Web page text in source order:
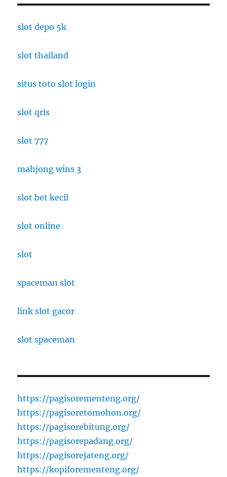
slot depo 5k
slot thailand
situs toto slot login
slot qris
slot 777
mahjong wins 3
slot bet kecil
slot online
slot
spaceman slot
link slot gacor
slot spaceman
https://pagisorementeng.org/
https://pagisoretomohon.org/
https://pagisorebitung.org/
https://pagisorepadang.org/
https://pagisorejateng.org/
https://kopiforementeng.org/